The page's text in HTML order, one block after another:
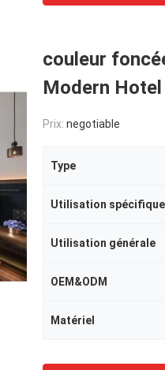
couleur
Modern
Prix: negotiable
Type
Utilisation spécifique
Utilisation générale
OEM&ODM
Matériel